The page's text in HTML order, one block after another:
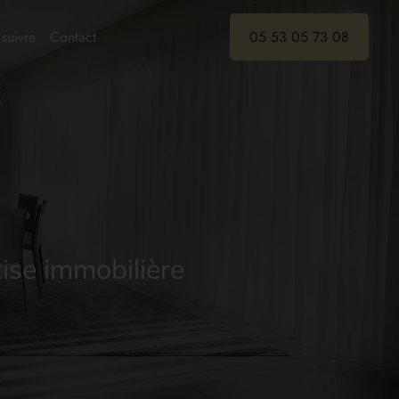
Contact 05 53 05 73 08
immobilière
immobilière